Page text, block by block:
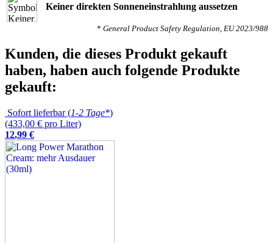
Keiner direkten Sonneneinstrahlung aussetzen
* General Product Safety Regulation, EU 2023/988
Kunden, die dieses Produkt gekauft
haben, haben auch folgende Produkte
gekauft:
Sofort lieferbar (1-2 Tage*)
(433,00 € pro Liter)
12,99 €